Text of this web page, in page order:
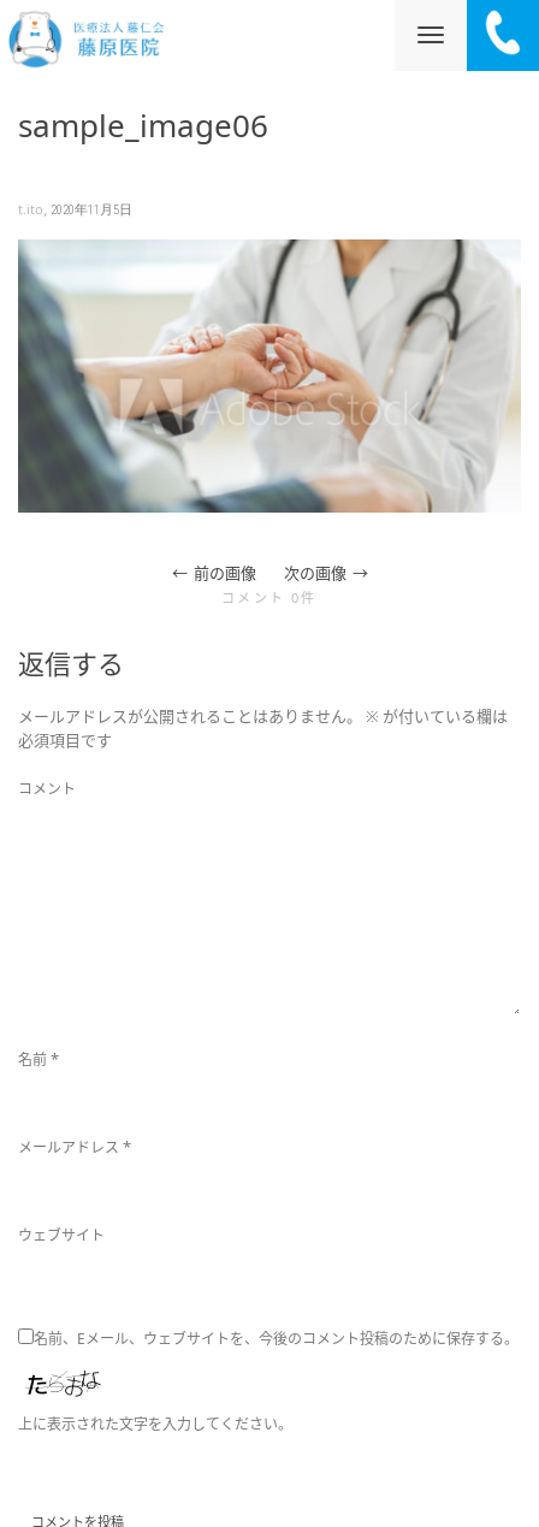
ゲ
ー
シ
ン
sample_image06
t.ito, 2020年11月5日
前の画像 次の画像
コメント 0件
返信する
メールアドレスが公開されることはありません。 ※ が付いている欄は
必須項目です
コメント
名前*
メールアドレス *
ウェブサイト
名前、Eメール、ウェブサイトを、今後のコメント投稿のために保存する。
上に表示された文字を入力してください。